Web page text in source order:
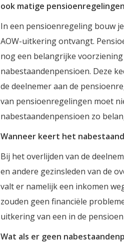
ook matige
In een pensioenregeling bouw
AOW-uitkering ontvangt.
nog een belangrijke
nabestaandenpensioen. Deze
de deelnemer aan de
van pensioenregelingen moet
nabestaandenpensioen zo
Wanneer keert het
Bij het overlijden van de
en andere gezinsleden van de
valt er namelijk een inkomen
zouden geen financiële
uitkering van een in de
Wat als er geen